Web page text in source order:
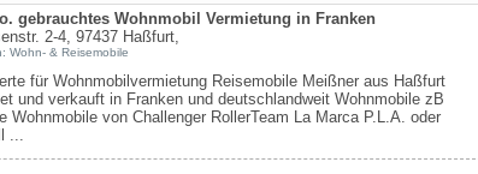
gebrauchtes Wohnmobil Vermietung in Franken
2-4, 97437 Haßfurt,
Wohn- & Reisemobile
für Wohnmobilvermietung Reisemobile Meißner aus Haßfurt
und verkauft in Franken und deutschlandweit Wohnmobile zB
Wohnmobile von Challenger RollerTeam La Marca P.L.A. oder
...